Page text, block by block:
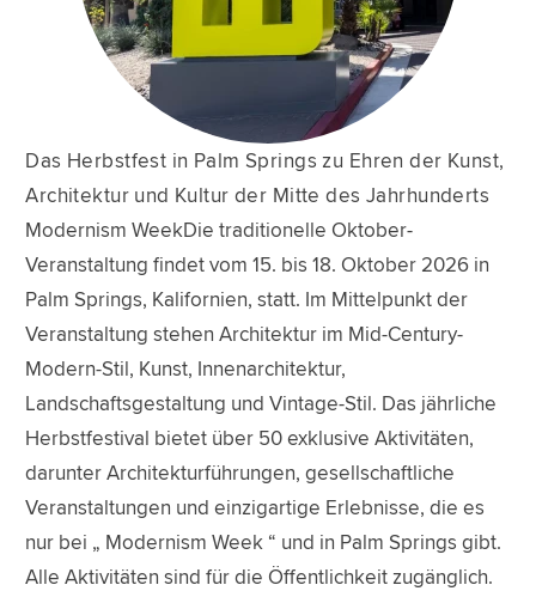
Das Herbstfest in Palm Springs zu Ehren der Kunst,
Architektur und Kultur der Mitte des Jahrhunderts
Modernism WeekDie traditionelle Oktober-
Veranstaltung findet vom 15. bis 18. Oktober 2026 in
Palm Springs, Kalifornien, statt. Im Mittelpunkt der
Veranstaltung stehen Architektur im Mid-Century-
Modern-Stil, Kunst, Innenarchitektur,
Landschaftsgestaltung und Vintage-Stil. Das jährliche
Herbstfestival bietet über 50 exklusive Aktivitäten,
darunter Architekturführungen, gesellschaftliche
Veranstaltungen und einzigartige Erlebnisse, die es
nur bei „ Modernism Week “ und in Palm Springs gibt.
Alle Aktivitäten sind für die Öffentlichkeit zugänglich.